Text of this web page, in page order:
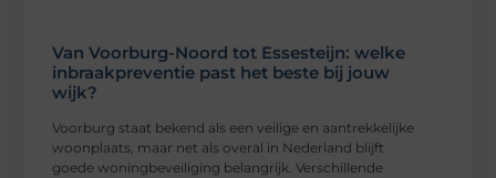
Van Voorburg-Noord tot Essesteijn: welke
inbraakpreventie past het beste bij jouw
wijk?
Voorburg staat bekend als een veilige en aantrekkelijke
woonplaats, maar net als overal in Nederland blijft
goede woningbeveiliging belangrijk. Verschillende